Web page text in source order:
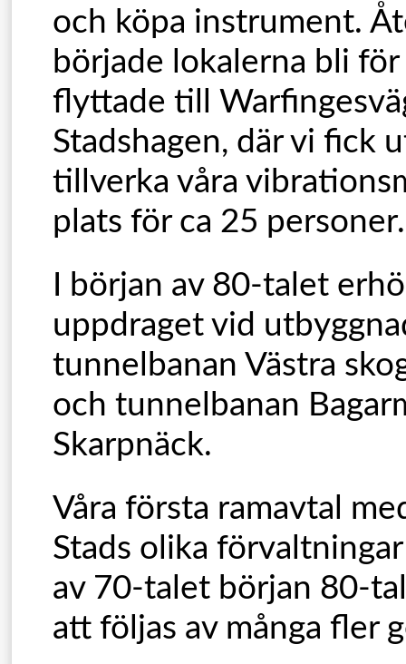
och köpa instrument.
började lokalerna bli
flyttade till
Stadshagen, där vi fick
tillverka våra
plats för ca 25 personer.
I början av 80-talet
uppdraget vid
tunnelbanan Västra
och tunnelbanan
Skarpnäck.
Våra första ramavtal
Stads olika
av 70-talet början 80-
att följas av många fler